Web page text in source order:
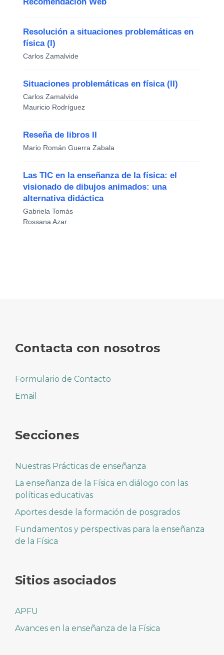
Recomendación Web
Resolución a situaciones problemáticas en
física (I)
Carlos Zamalvide
Situaciones problemáticas en física (II)
Carlos Zamalvide
Mauricio Rodríguez
Reseña de libros II
Mario Román Guerra Zabala
Las TIC en la enseñanza de la física: el
visionado de dibujos animados: una
alternativa didáctica
Gabriela Tomás
Rossana Azar
Contacta con nosotros
Formulario de Contacto
Email
Secciones
Nuestras Prácticas de enseñanza
La enseñanza de la Física en diálogo con las
políticas educativas
Aportes desde la formación de posgrados
Fundamentos y perspectivas para la enseñanza
de la Física
Sitios asociados
APFU
Avances en la enseñanza de la Física